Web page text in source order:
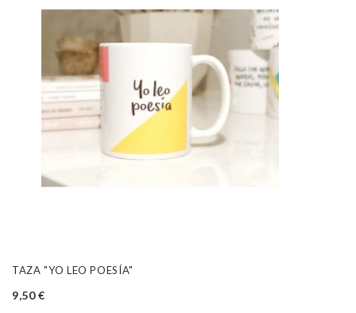
TAZA "YO LEO POESÍA"
9,50 €